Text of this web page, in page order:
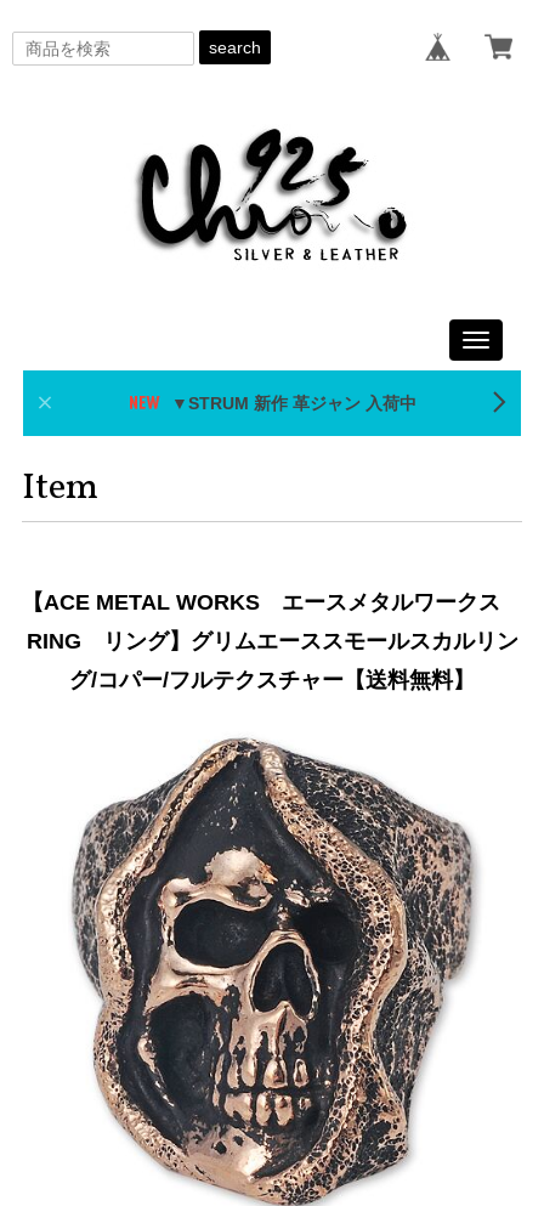
search
Toggle
▼STRUM 新作 革ジャン 入荷中
Item
【ACE METAL WORKS エースメタルワークス
RING リング】グリムエーススモールスカルリン
グ/コパー/フルテクスチャー【送料無料】